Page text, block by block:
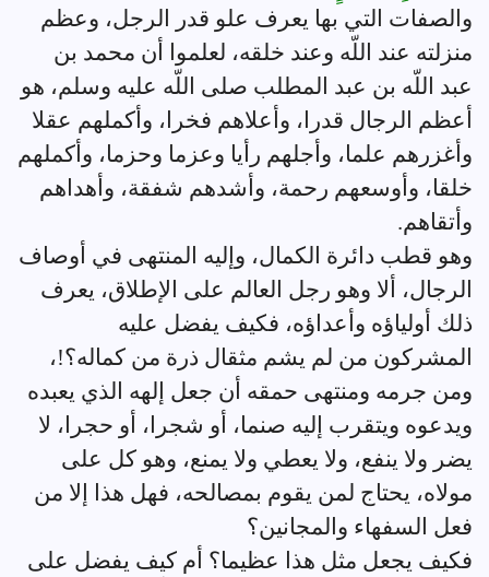
والصفات التي بها يعرف علو قدر الرجل، وعظم
منزلته عند اللّه وعند خلقه، لعلموا أن محمد بن
عبد اللّه بن عبد المطلب صلى اللّه عليه وسلم، هو
أعظم الرجال قدرا، وأعلاهم فخرا، وأكملهم عقلا
وأغزرهم علما، وأجلهم رأيا وعزما وحزما، وأكملهم
خلقا، وأوسعهم رحمة، وأشدهم شفقة، وأهداهم
وأتقاهم.
وهو قطب دائرة الكمال، وإليه المنتهى في أوصاف
الرجال، ألا وهو رجل العالم على الإطلاق، يعرف
ذلك أولياؤه وأعداؤه، فكيف يفضل عليه
المشركون من لم يشم مثقال ذرة من كماله؟!،
ومن جرمه ومنتهى حمقه أن جعل إلهه الذي يعبده
ويدعوه ويتقرب إليه صنما، أو شجرا، أو حجرا، لا
يضر ولا ينفع، ولا يعطي ولا يمنع، وهو كل على
مولاه، يحتاج لمن يقوم بمصالحه، فهل هذا إلا من
فعل السفهاء والمجانين؟
فكيف يجعل مثل هذا عظيما؟ أم كيف يفضل على